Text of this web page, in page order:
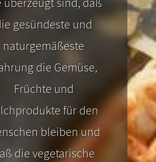
gesündeste und
naturgemäßeste
die Gemüse,
Früchte und
für den
bleiben und
die vegetarische